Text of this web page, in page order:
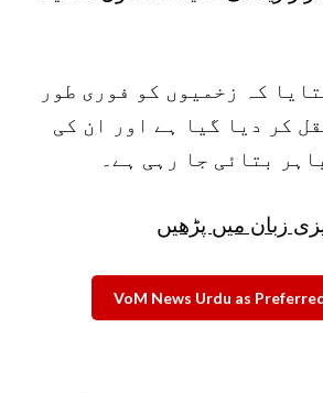
کہ زخمیوں کو فوری طور
کر دیا گیا ہے اور ان کی
بتائی جا رہی ہے۔
زبان میں پڑھیں
VoM News Urdu as